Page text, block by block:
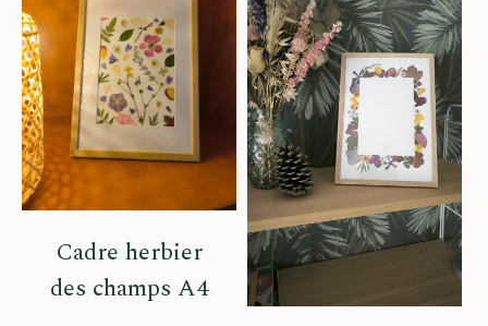
Cadre herbier
des champs A4